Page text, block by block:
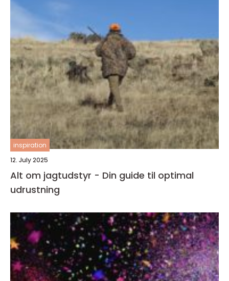
inspiration
12. July 2025
Alt om jagtudstyr - Din guide til optimal
udrustning